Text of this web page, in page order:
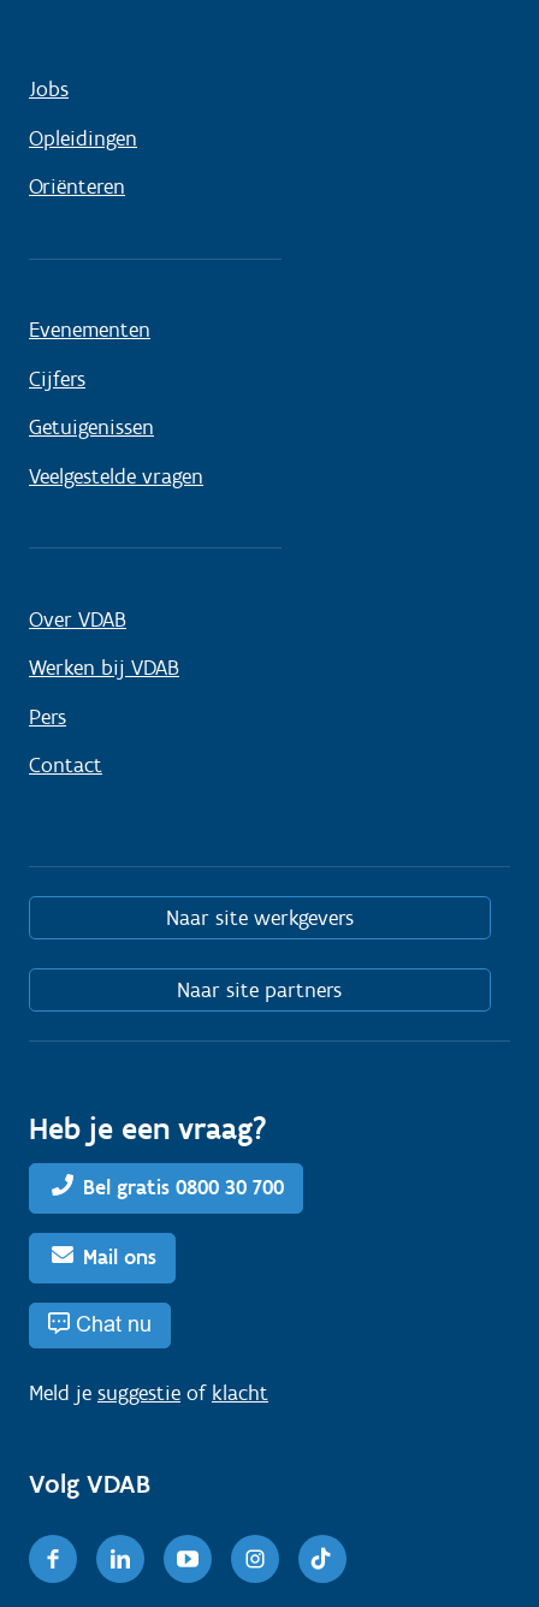
Jobs
Opleidingen
Oriënteren
Evenementen
Cijfers
Getuigenissen
Veelgestelde vragen
Over VDAB
Werken bij VDAB
Pers
Contact
Naar site werkgevers
Naar site partners
Heb je een vraag?
Bel gratis 0800 30 700
Mail ons
Chat nu
Meld je suggestie of klacht
Volg VDAB
FacebookLinkedinYoutubeInstagram